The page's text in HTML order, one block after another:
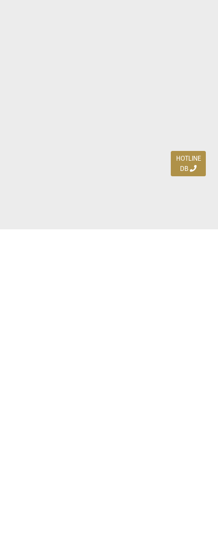
HOTLINE
DB